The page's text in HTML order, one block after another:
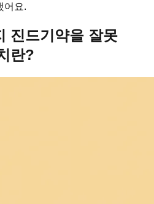
어요.
진드기약을 잘못
란?